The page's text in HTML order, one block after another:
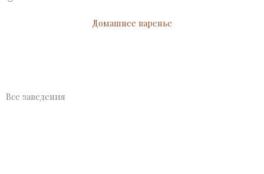
Домашнее варенье
Все заведения